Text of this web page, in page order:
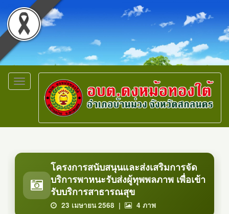
Toggle
navigation
โครงการสนับสนุนและส่งเสริมการจัด
บริการพาหนะรับส่งผู้ทุพพลภาพ เพื่อเข้า
รับบริการสาธารณสุข
23 เมษายน 2568 | 4 ภาพ